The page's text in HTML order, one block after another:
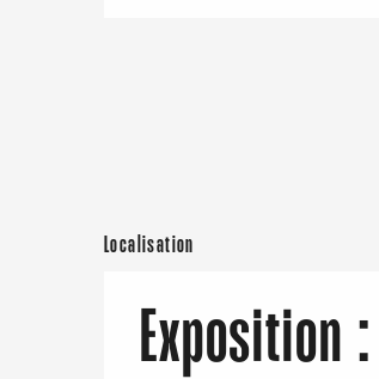
Localisation
Exposition